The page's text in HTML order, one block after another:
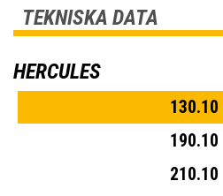
TEKNISKA DATA
HERCULES
130.10
190.10
210.10